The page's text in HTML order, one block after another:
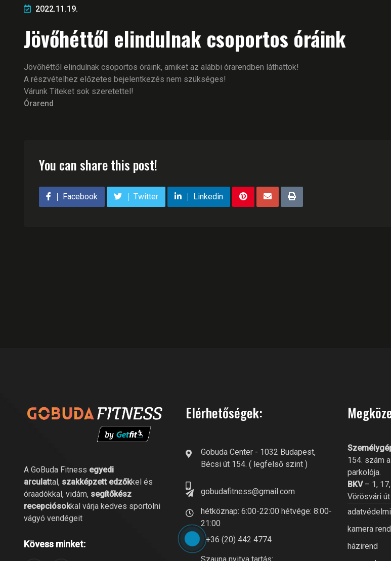
2022.11.19.
Jövőhéttől elindulnak csoportos óráink
Jövőhéttől elindulnak csoportos óráink, amiket az alábbi órarendben láthattok!
A részvételhez előzetes bejelentkezés nem szükséges!
Várunk Titeket sok szeretettel!
Órarend
You can share this post!
Facebook Twitter Linkedin
A GoBuda Fitness egyedi
arculattal, szakképzett edzőkkel és
óraadókkal, vidám, segítőkész
recepciósokkal várja kedves sportolni
vágyó vendégeit
Kövess minket:
Elérhetőségek:
Gobuda Center - 1032 Budapest,
Bécsi út 154. ( legfelső szint )
gobudafitness@gmail.com
hétköznap: 6:00-22:00 hétvége: 8:00-
21:00
+36 (20) 442 4774
154. szám
parkolója.
BKV– 1,
Vörösvári
kamera
házirend